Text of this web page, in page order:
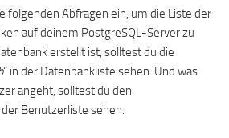
folgenden Abfragen ein, um die Liste der
auf deinem PostgreSQL-Server zu
erstellt ist, solltest du die
“ in der Datenbankliste sehen. Und was
angeht, solltest du den
der Benutzerliste sehen.